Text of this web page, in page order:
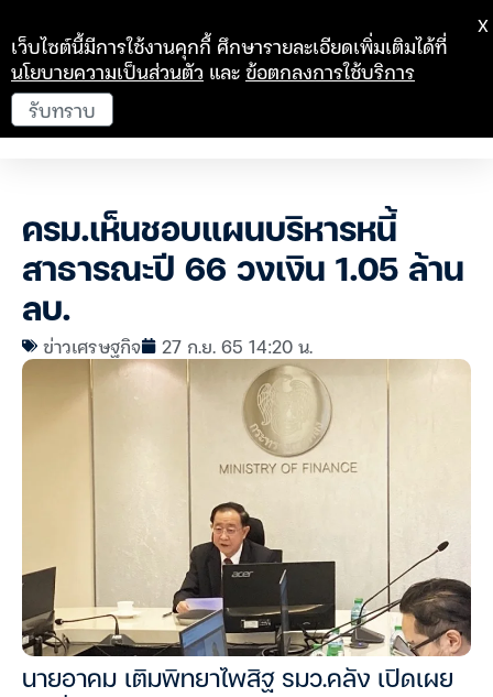
ครม.เห็นชอบแผนบริหารหนี้
สาธารณะปี 66 วงเงิน 1.05 ล้าน
ลบ.
ข่าวเศรษฐกิจ 27 ก.ย. 65 14:20 น.
นายอาคม เติมพิทยาไพสิฐ รมว.คลัง เปิดเผย
เว็บไซต์นี้มีการใช้งานคุกกี้ ศึกษารายละเอียดเพิ่มเติมได้ที่
นโยบายความเป็นส่วนตัว และข้อตกลงการใช้บริการ
รับทราบ
X